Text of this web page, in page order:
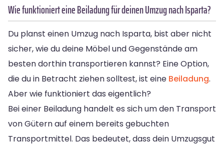
Wie funktioniert eine Beiladung für deinen Umzug nach Isparta?
Du planst einen Umzug nach Isparta, bist aber nicht
sicher, wie du deine Möbel und Gegenstände am
besten dorthin transportieren kannst? Eine Option,
die du in Betracht ziehen solltest, ist eine Beiladung.
Aber wie funktioniert das eigentlich?
Bei einer Beiladung handelt es sich um den Transport
von Gütern auf einem bereits gebuchten
Transportmittel. Das bedeutet, dass dein Umzugsgut